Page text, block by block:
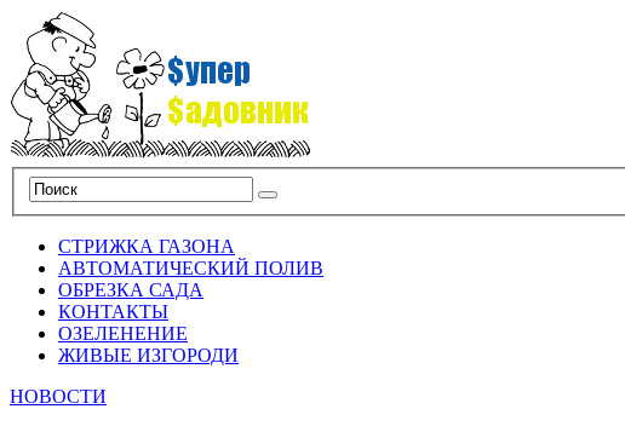
СТРИЖКА ГАЗОНА
АВТОМАТИЧЕСКИЙ ПОЛИВ
ОБРЕЗКА САДА
КОНТАКТЫ
ОЗЕЛЕНЕНИЕ
ЖИВЫЕ ИЗГОРОДИ
НОВОСТИ